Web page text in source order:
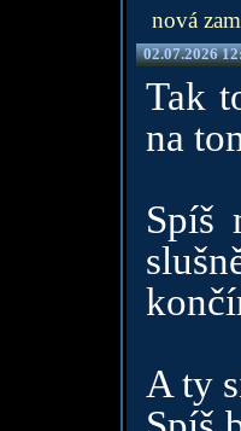
nová
02.07.2026
Tak
na
Spíš
A ty